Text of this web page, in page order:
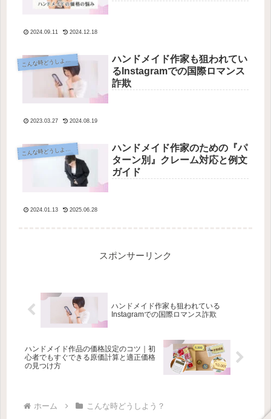
2024.09.11 2024.12.18
こ
んな時どうしよう？
ハンドメイド作家も狙われてい
るInstagramでの国際ロマンス
詐欺
2023.03.27 2024.08.19
こ
んな時どうしよう？
ハンドメイド作家のための『パ
ターン別』クレーム対応と例文
ガイド
2024.01.13 2025.06.28
スポンサーリンク
ハンドメイド作家も狙われている
Instagramでの国際ロマンス詐欺
ハンドメイド作品の価格設定のコツ｜初
心者でもすぐできる原価計算と適正価格
の見つけ方
ホーム こんな時どうしよう？